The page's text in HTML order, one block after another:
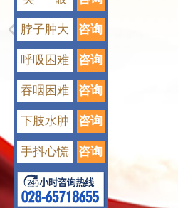
脖子肿大 咨询
呼吸困难 咨询
吞咽困难 咨询
下肢水肿 咨询
手抖心慌 咨询